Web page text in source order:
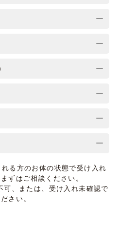
る方のお体の状態で受け入れ
ずはご相談ください。
、または、受け入れ未確認で
さい。